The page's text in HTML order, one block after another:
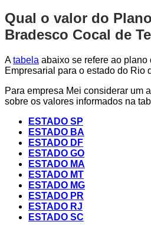
Qual o valor do
Bradesco Cocal de
Atabela abaixo se refere ao
Empresarial para o estado do Rio
Para empresa Mei considerar um
sobre os valores informados na
ESTADO SP
ESTADO BA
ESTADO DF
ESTADO GO
ESTADO MA
ESTADO MT
ESTADO MG
ESTADO PR
ESTADO RJ
ESTADO SC